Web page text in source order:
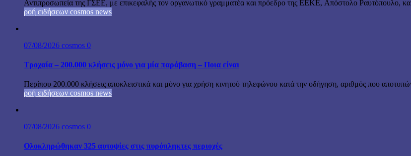
Αντιπροσωπεία της ΓΣΕΕ, με επικεφαλής τον οργανωτικό γραμματέα και πρόεδρο της ΕΕΚΕ, Απόστολο Ραυτόπουλο,
ροή ειδήσεων cosmos news
07/08/2026 cosmos 0
Τροχαία – 200.000 κλήσεις μόνο για μία παράβαση – Ποια είναι
Περίπου 200.000 κλήσεις αποκλειστικά και μόνο για χρήση κινητού τηλεφώνου κατά την οδήγηση, αριθμός που
ροή ειδήσεων cosmos news
07/08/2026 cosmos 0
Ολοκληρώθηκαν 325 αυτοψίες στις πυρόπληκτες περιοχές